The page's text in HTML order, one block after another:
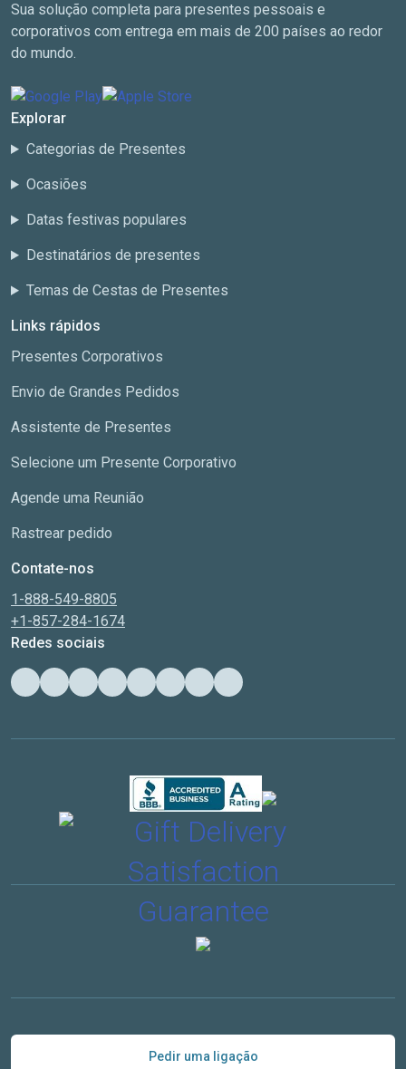
Sua solução completa para presentes pessoais e
corporativos com entrega em mais de 200 países ao redor
do mundo.
Explorar
Categorias de Presentes
Ocasiões
Datas festivas populares
Destinatários de presentes
Temas de Cestas de Presentes
Links rápidos
Presentes Corporativos
Envio de Grandes Pedidos
Assistente de Presentes
Selecione um Presente Corporativo
Agende uma Reunião
Rastrear pedido
Contate-nos
1-888-549-8805
+1-857-284-1674
Redes sociais
Pedir uma ligação